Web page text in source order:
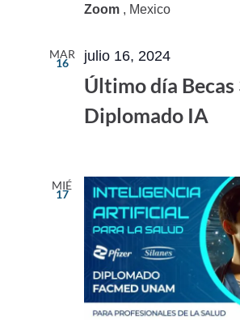
Zoom , Mexico
MAR
16 julio 16, 2024
Último día Becas
Diplomado IA
MIÉ
17